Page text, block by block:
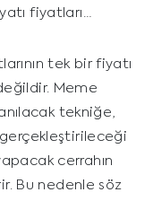
fiyatları…
tek bir fiyatı
Meme
tekniğe,
cerrahın
Bu nedenle söz